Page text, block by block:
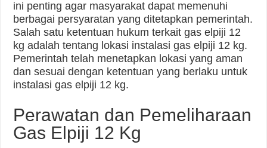
ini penting agar masyarakat dapat memenuhi
berbagai persyaratan yang ditetapkan pemerintah.
Salah satu ketentuan hukum terkait gas elpiji 12
kg adalah tentang lokasi instalasi gas elpiji 12 kg.
Pemerintah telah menetapkan lokasi yang aman
dan sesuai dengan ketentuan yang berlaku untuk
instalasi gas elpiji 12 kg.
Perawatan dan Pemeliharaan
Gas Elpiji 12 Kg